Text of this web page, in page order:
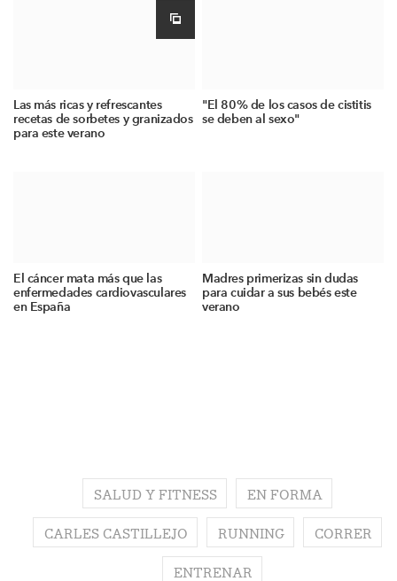
Las más ricas y refrescantes
recetas de sorbetes y granizados
para este verano
"El 80% de los casos de cistitis
se deben al sexo"
El cáncer mata más que las
enfermedades cardiovasculares
en España
Madres primerizas sin dudas
para cuidar a sus bebés este
verano
SALUD Y FITNESS EN FORMA
CARLES CASTILLEJO RUNNING CORRER
ENTRENAR